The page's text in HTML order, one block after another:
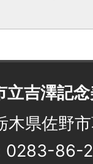
立吉澤記
県佐野
0283-86-